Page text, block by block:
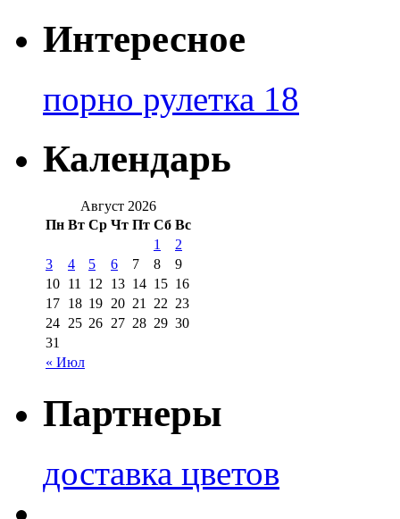
Интересное
порно рулетка 18
Календарь
Август 2026
Пн Вт Ср Чт Пт Сб Вс
« Июл
1
2
3
4 5 6 7 8
9
10 11 12 13 14 15 16
17 18 19 20 21 22 23
24 25 26 27 28 29 30
31
Партнеры
доставка цветов